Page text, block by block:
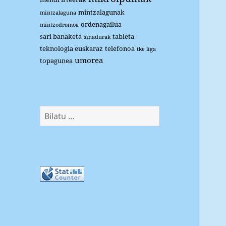
mintzalaguna mintzalagunak
mintzodromoa ordenagailua
sari banaketa sinadurak tableta
teknologia euskaraz telefonoa tke liga
topagunea umorea
Bilatu: